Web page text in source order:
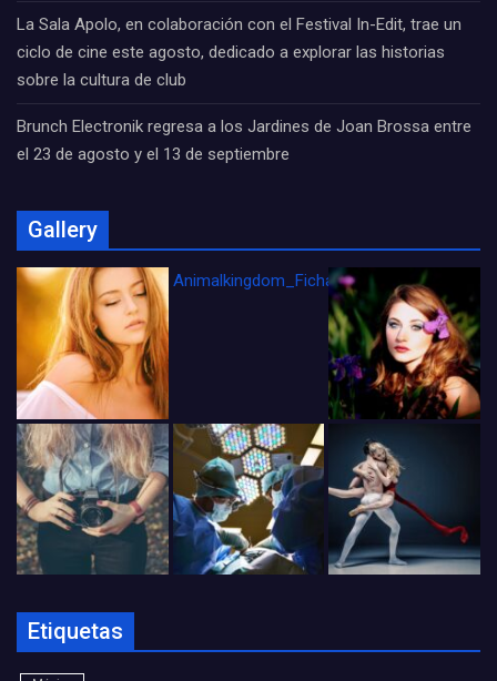
La Sala Apolo, en colaboración con el Festival In-Edit, trae un
ciclo de cine este agosto, dedicado a explorar las historias
sobre la cultura de club
Brunch Electronik regresa a los Jardines de Joan Brossa entre
el 23 de agosto y el 13 de septiembre
Gallery
Animalkingdom_FichaCine
Etiquetas